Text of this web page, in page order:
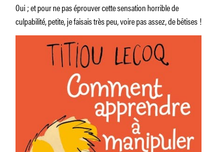
Oui ; et pour ne pas éprouver cette sensation horrible de
culpabilité, petite, je faisais très peu, voire pas assez, de bêtises !